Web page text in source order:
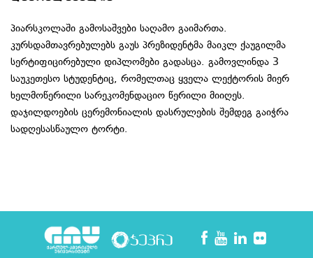
პიარსკოლაში გამოსაშვები საღამო გაიმართა.
კურსდამთავრებულებს გაუს პრეზიდენტმა მაიკლ ქაუგილმა
სერტიფიცირებული დიპლომები გადასცა. გამოვლინდა 3
საუკეთესო სტუდენტიც, რომელთაც ყველა ლექტორის მიერ
ხელმოწერილი სარეკომენდაციო წერილი მიიღეს.
დაჯილდოების ცერემონიალის დასრულების შემდეგ გაიჭრა
სადღესასწაულო ტორტი.